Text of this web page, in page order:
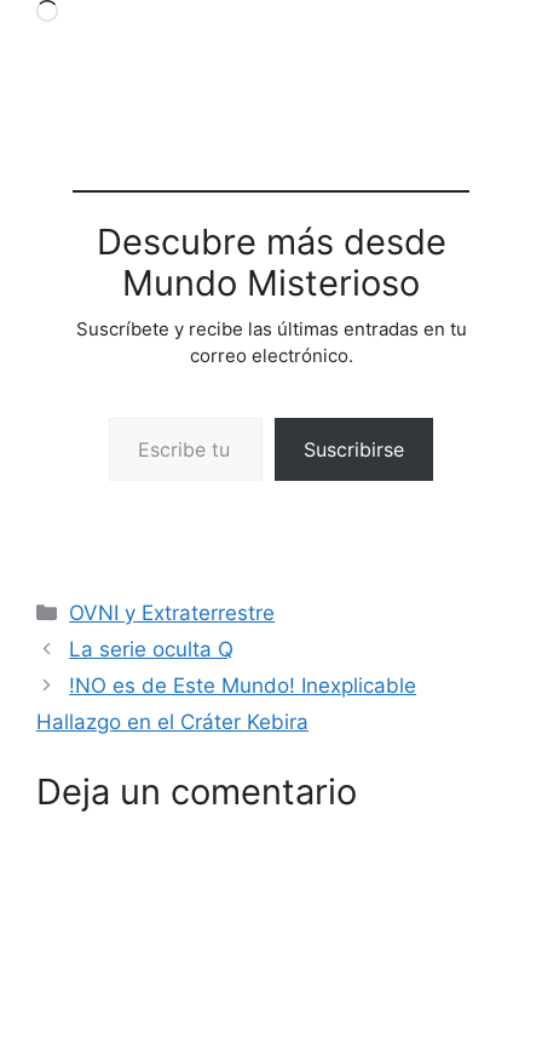
Cargando...
Descubre más desde
Mundo Misterioso
Suscríbete y recibe las últimas entradas en tu
correo electrónico.
Suscribirse
Categorías
OVNI y Extraterrestre
La serie oculta Q
!NO es de Este Mundo! Inexplicable
Hallazgo en el Cráter Kebira
Deja un comentario